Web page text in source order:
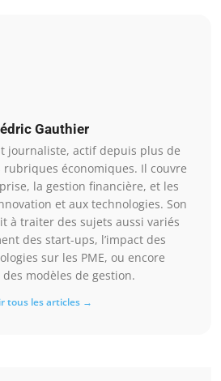
Gauthier
journaliste, actif depuis plus de
économiques. Il couvre
la gestion financière, et les
et aux technologies. Son
à traiter des sujets aussi variés
des start-ups, l’impact des
sur les PME, ou encore
des modèles de gestion.
tous les articles →